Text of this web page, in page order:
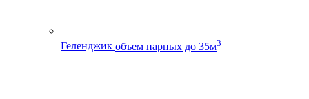
Геленджик объем парных до 35м3